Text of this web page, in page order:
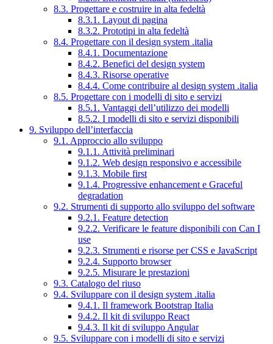
8.3. Progettare e costruire in alta fedeltà
8.3.1. Layout di pagina
8.3.2. Prototipi in alta fedeltà
8.4. Progettare con il design system .italia
8.4.1. Documentazione
8.4.2. Benefici del design system
8.4.3. Risorse operative
8.4.4. Come contribuire al design system .italia
8.5. Progettare con i modelli di sito e servizi
8.5.1. Vantaggi dell’utilizzo dei modelli
8.5.2. I modelli di sito e servizi disponibili
9. Sviluppo dell’interfaccia
9.1. Approccio allo sviluppo
9.1.1. Attività preliminari
9.1.2. Web design responsivo e accessibile
9.1.3. Mobile first
9.1.4. Progressive enhancement e Graceful
degradation
9.2. Strumenti di supporto allo sviluppo del software
9.2.1. Feature detection
9.2.2. Verificare le feature disponibili con Can I
use
9.2.3. Strumenti e risorse per CSS e JavaScript
9.2.4. Supporto browser
9.2.5. Misurare le prestazioni
9.3. Catalogo del riuso
9.4. Sviluppare con il design system .italia
9.4.1. Il framework Bootstrap Italia
9.4.2. Il kit di sviluppo React
9.4.3. Il kit di sviluppo Angular
9.5. Sviluppare con i modelli di sito e servizi